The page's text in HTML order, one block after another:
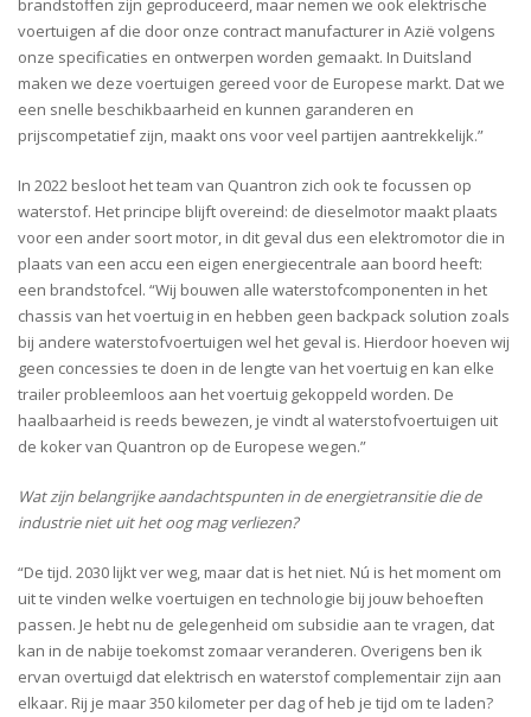
brandstoffen zijn geproduceerd, maar nemen we ook elektrische
voertuigen af die door onze contract manufacturer in Azië volgens
onze specificaties en ontwerpen worden gemaakt. In Duitsland
maken we deze voertuigen gereed voor de Europese markt. Dat we
een snelle beschikbaarheid en kunnen garanderen en
prijscompetatief zijn, maakt ons voor veel partijen aantrekkelijk.”
In 2022 besloot het team van Quantron zich ook te focussen op
waterstof. Het principe blijft overeind: de dieselmotor maakt plaats
voor een ander soort motor, in dit geval dus een elektromotor die in
plaats van een accu een eigen energiecentrale aan boord heeft:
een brandstofcel. “Wij bouwen alle waterstofcomponenten in het
chassis van het voertuig in en hebben geen backpack solution zoals
bij andere waterstofvoertuigen wel het geval is. Hierdoor hoeven wij
geen concessies te doen in de lengte van het voertuig en kan elke
trailer probleemloos aan het voertuig gekoppeld worden. De
haalbaarheid is reeds bewezen, je vindt al waterstofvoertuigen uit
de koker van Quantron op de Europese wegen.”
Wat zijn belangrijke aandachtspunten in de energietransitie die de
industrie niet uit het oog mag verliezen?
“De tijd. 2030 lijkt ver weg, maar dat is het niet. Nú is het moment om
uit te vinden welke voertuigen en technologie bij jouw behoeften
passen. Je hebt nu de gelegenheid om subsidie aan te vragen, dat
kan in de nabije toekomst zomaar veranderen. Overigens ben ik
ervan overtuigd dat elektrisch en waterstof complementair zijn aan
elkaar. Rij je maar 350 kilometer per dag of heb je tijd om te laden?